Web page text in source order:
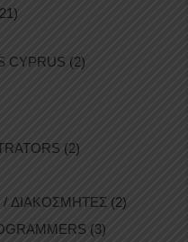
CYPRUS (2)
(2)
/ ΔΙΑΚΟΣΜΗΤΕΣ (2)
(3)